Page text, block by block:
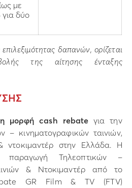
με
δύο
δαπανών, ορίζεται
της αίτησης ένταξης
μορφή cash rebate για την
– κινηματογραφικών ταινιών,
ντοκιμαντέρ στην Ελλάδα. Η
παραγωγή Τηλεοπτικών –
& Ντοκιμαντέρ από το
GR Film & TV (FTV)